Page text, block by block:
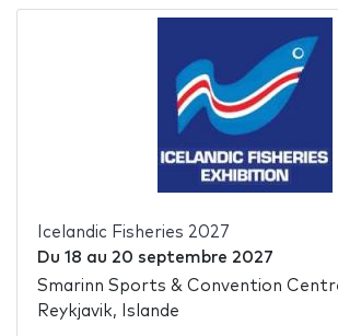
Icelandic Fisheries 2027
Du 18 au 20 septembre 2027
Smarinn Sports & Convention
Reykjavik, Islande